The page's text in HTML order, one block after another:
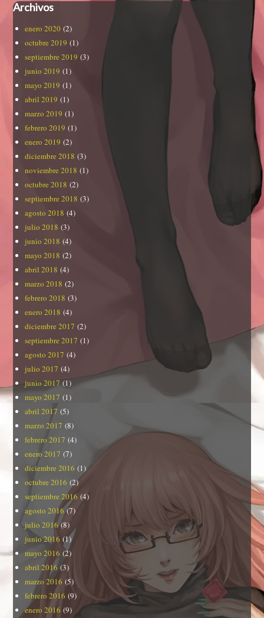
Archivos
enero 2020 (2)
octubre 2019 (1)
septiembre 2019 (3)
junio 2019 (1)
mayo 2019 (1)
abril 2019 (1)
marzo 2019 (1)
febrero 2019 (1)
enero 2019 (2)
diciembre 2018 (3)
noviembre 2018 (1)
octubre 2018 (2)
septiembre 2018 (3)
agosto 2018 (4)
julio 2018 (3)
junio 2018 (4)
mayo 2018 (2)
abril 2018 (4)
marzo 2018 (2)
febrero 2018 (3)
enero 2018 (4)
diciembre 2017 (2)
septiembre 2017 (1)
agosto 2017 (4)
julio 2017 (4)
junio 2017 (1)
mayo 2017 (1)
abril 2017 (5)
marzo 2017 (8)
febrero 2017 (4)
enero 2017 (7)
diciembre 2016 (1)
octubre 2016 (2)
septiembre 2016 (4)
agosto 2016(7)
julio 2016(8)
junio 2016 (1)
mayo 2016 (2)
abril 2016 (3)
marzo 2016 (5)
febrero 2016 (9)
enero 2016 (9)